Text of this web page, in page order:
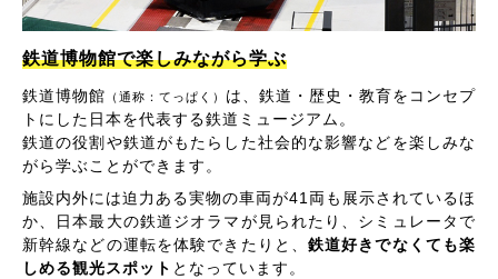
鉄道博物館で楽しみながら学ぶ
鉄道博物館 （通称：てっぱく） は、鉄道・歴史・教育をコンセプ
トにした日本を代表する鉄道ミュージアム。
鉄道の役割や鉄道がもたらした社会的な影響などを楽しみな
がら学ぶことができます。
施設内外には迫力ある実物の車両が41両も展示されているほ
か、日本最大の鉄道ジオラマが見られたり、シミュレータで
新幹線などの運転を体験できたりと、 鉄道好きでなくても楽
しめる観光スポット となっています。